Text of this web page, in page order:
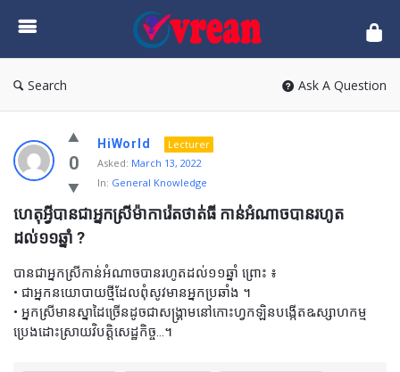
vrean.com
Search Ask A Question
0
HiWorld
Lecturer
Asked: March 13, 2022
In: General Knowledge
ហេតុអ្វីបានជាអ្នកស្រីម៉ាការ៉េតថាត់ធី កាន់អំណាចបានរហូត
ដល់១១ឆ្នាំ ?
បានជាអ្នកស្រីកាន់អំណាចបានរហូតដល់១១ឆ្នាំ ព្រោះ ៖
• ជាអ្នកនយោបាយថ្មីដែលពុំសូវមានអ្នកប្រឆាំង ។
• អ្នកស្រីមានស្នាដៃច្រើនដូចជាសង្គ្រាមនៅកោះហ្វកឡិនបង្កើតឩស្សាហកម្ម
ប្រេងដោះស្រាយវិបត្តិសេដ្ឋកិច្ច…។